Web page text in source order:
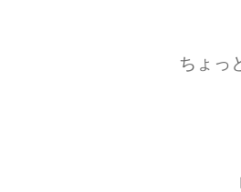
ちょっ